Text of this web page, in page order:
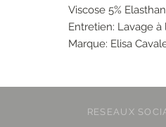
Viscose 5%
Entretien: Lavage à
Marque: Elisa
RESEAUX